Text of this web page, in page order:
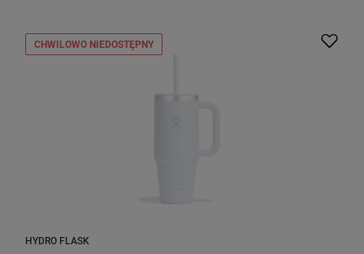
CHWILOWO NIEDOSTĘPNY
HYDRO FLASK